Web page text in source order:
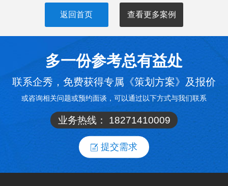
返回首页 查看更多案例
多一份参考总有益处
联系企秀，免费获得专属《策划方案》及报价
或咨询相关问题或预约面谈，可以通过以下方式与我们联系
业务热线： 18271410009
提交需求